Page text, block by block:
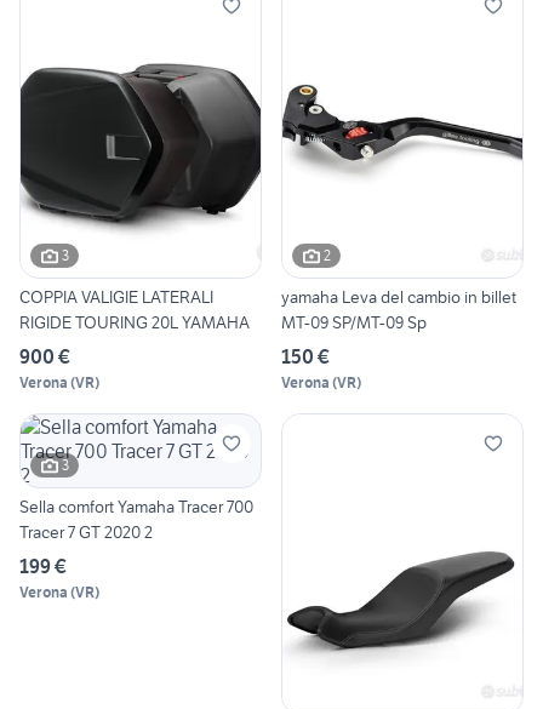
3
COPPIA VALIGIE LATERALI
RIGIDE TOURING 20L YAMAHA
900 €
Verona (VR)
2
yamaha Leva del cambio in billet
MT-09 SP/MT-09 Sp
150 €
Verona (VR)
3
Sella comfort Yamaha Tracer 700
Tracer 7 GT 2020 2
199 €
Verona (VR)